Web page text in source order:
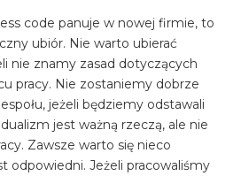
code panuje w nowej firmie, to
ubiór. Nie warto ubierać
nie znamy zasad dotyczących
pracy. Nie zostaniemy dobrze
jeżeli będziemy odstawali
jest ważną rzeczą, ale nie
Zawsze warto się nieco
odpowiedni. Jeżeli pracowaliśmy